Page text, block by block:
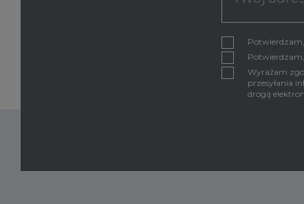
Potwierdzam,
Wyrażam
przesyłania
drogą